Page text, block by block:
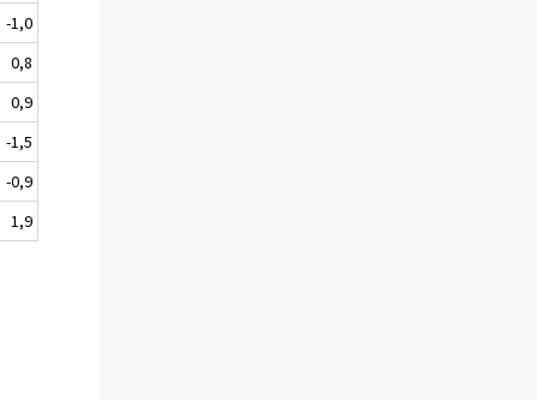
-1,0
0,8
0,9
-1,5
-0,9
1,9